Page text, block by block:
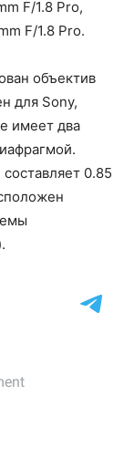
F/1.8 Pro,
F/1.8 Pro.
объектив
для Sony,
имеет два
0.85